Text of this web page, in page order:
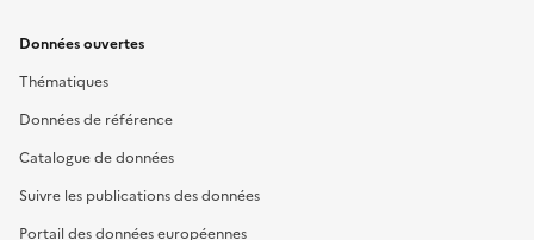
Données ouvertes
Thématiques
Données de référence
Catalogue de données
Suivre les publications des données
Portail des données européennes